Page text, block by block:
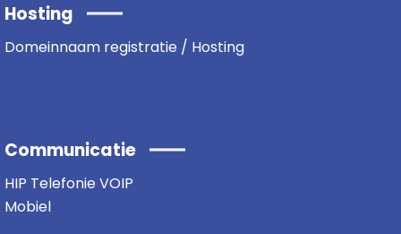
Hosting
Domeinnaam registratie / Hosting
Communicatie
HIP Telefonie VOIP
Mobiel